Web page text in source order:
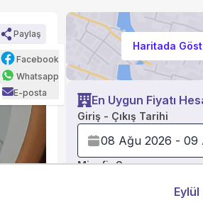
Paylaş
Facebook
Whatsapp
E-posta
10 Yorum
Haritada
En Uygun Fiyatı
Giriş - Çıkış Tarihi
Misafir Sayısı